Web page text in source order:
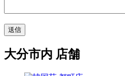
大分市内 店舗